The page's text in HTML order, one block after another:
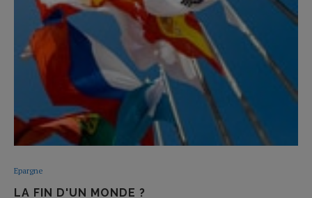
Epargne
LA FIN D'UN MONDE ?